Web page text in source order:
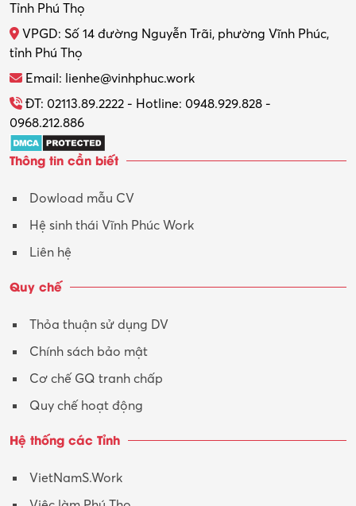
Tỉnh Phú Thọ
VPGD: Số 14 đường Nguyễn Trãi, phường Vĩnh Phúc,
tỉnh Phú Thọ
Email: lienhe@vinhphuc.work
ĐT: 02113.89.2222 - Hotline: 0948.929.828 -
0968.212.886
Thông tin cần biết
Dowload mẫu CV
Hệ sinh thái Vĩnh Phúc Work
Liên hệ
Quy chế
Thỏa thuận sử dụng DV
Chính sách bảo mật
Cơ chế GQ tranh chấp
Quy chế hoạt động
Hệ thống các Tỉnh
VietNamS.Work